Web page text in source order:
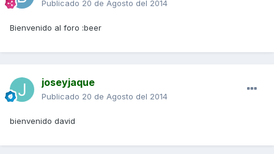
Publicado 20 de Agosto del 2014
Bienvenido al foro :beer
joseyjaque
Publicado 20 de Agosto del 2014
bienvenido david